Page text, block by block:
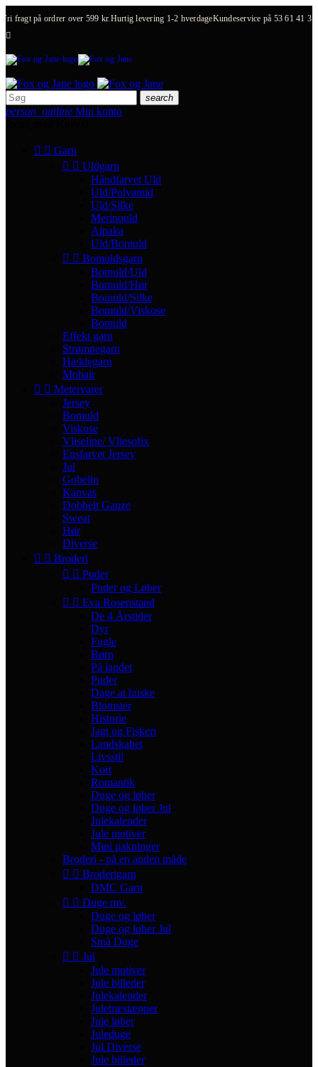
Fri fragt på ordrer over 599 kr. Hurtig levering 1-2 hverdageKundeservice på 53 61 41 31

search
person_outline Min konto
  Garn
  Uldgarn
Håndfarvet Uld
Uld/Polyamid
Uld/Silke
Merinould
Alpaka
Uld/Bomuld
  Bomuldsgarn
Bomuld/Uld
Bomuld/Hør
Bomuld/Silke
Bomuld/Viskose
Bomuld
Effekt garn
Strømpegarn
Hæklegarn
Mohair
  Metervarer
Jersey
Bomuld
Viskose
Vliseline/ Vliesofix
Ensfarvet Jersey
Jul
Gobelin
Kanvas
Dobbelt Gauze
Sweat
Hør
Diverse
  Broderi
  Puder
Puder og Løber
  Eva Rosenstand
De 4 Årstider
Dyr
Fugle
Børn
På landet
Puder
Dage at huske
Blomster
Historie
Jagt og Fiskeri
Landskabet
Livsstil
Kort
Romantik
Duge og løber
Duge og løber Jul
Julekalender
Jule motiver
Mini pakninger
Broderi - på en anden måde
  Broderigarn
DMC Garn
  Duge mv.
Duge og løber
Duge og løber Jul
Små Duge
  Jul
Jule motiver
Jule billeder
Julekalender
Juletræstæpper
Jule løber
Juleduge
Jul Diverse
Jule billeder